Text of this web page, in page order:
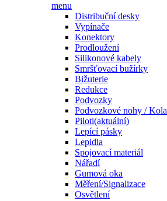
menu
Distribuční desky
Vypínače
Konektory
Prodloužení
Silikonové kabely
Smršťovací bužírky
Bižuterie
Redukce
Podvozky
Podvozkové nohy / Kola
Piloti(aktuální)
Lepící pásky
Lepidla
Spojovací materiál
Nářadí
Gumová oka
Měření/Signalizace
Osvětlení